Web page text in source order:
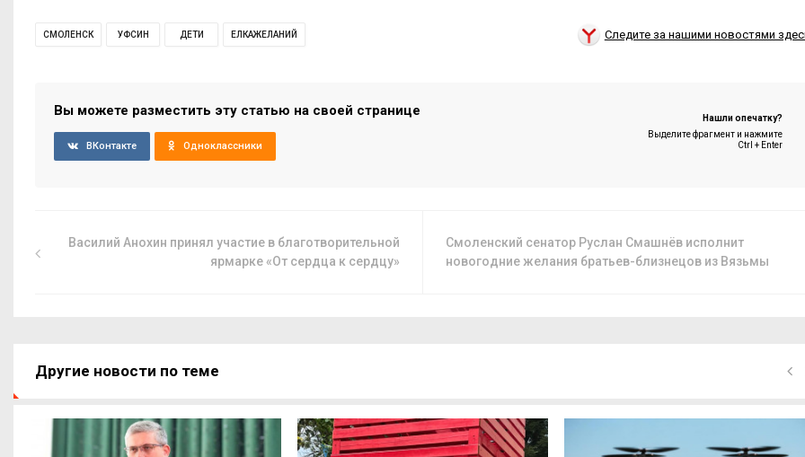
СМОЛЕНСК УФСИН ДЕТИ ЕЛКАЖЕЛАНИЙ Следите за нашими новостями
Вы можете разместить эту статью на своей странице
ВКонтакте Одноклассники
Нашли опечатку?
Выделите фрагмент и нажмите
Ctrl + Enter
Василий Анохин принял участие в благотворительной
ярмарке «От сердца к сердцу»
Смоленский сенатор Руслан Смашнёв исполнит
новогодние желания братьев-близнецов из Вязьмы
Другие новости по теме